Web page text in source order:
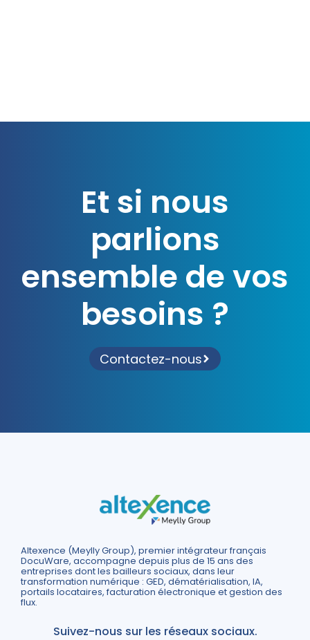
Et si nous
parlions
ensemble de vos
besoins ?
Contactez-nous
Altexence (Meylly Group), premier intégrateur français
DocuWare, accompagne depuis plus de 15 ans des
entreprises dont les bailleurs sociaux, dans leur
transformation numérique : GED, dématérialisation, IA,
portails locataires, facturation électronique et gestion des
flux.
Suivez-nous sur les réseaux sociaux.